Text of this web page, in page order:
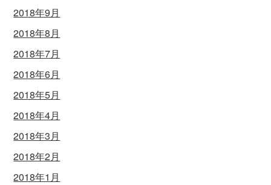
2018年9月
2018年8月
2018年7月
2018年6月
2018年5月
2018年4月
2018年3月
2018年2月
2018年1月